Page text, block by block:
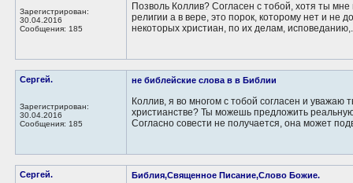
Зарегистрирован:
30.04.2016
Сообщения: 185
Позволь Коллив? Согласен с тобой, хотя ты
религии а в вере, это порок, которому нет и не
некоторых христиан, по их делам,
Сергей.
Зарегистрирован:
30.04.2016
Сообщения: 185
не библейские слова в в Библии
Коллив, я во многом с тобой согласен и уважаю
христианстве? Ты можешь предложить
Согласно совести не получается, она может
Сергей. Библия,Священное Писание,Слово Божие.